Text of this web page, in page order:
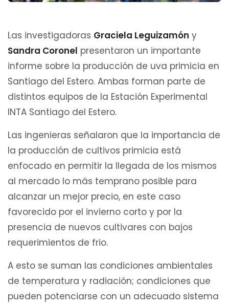
Las investigadoras Graciela Leguizamón y
Sandra Coronel presentaron un importante
informe sobre la producción de uva primicia en
Santiago del Estero. Ambas forman parte de
distintos equipos de la Estación Experimental
INTA Santiago del Estero.
Las ingenieras señalaron que la importancia de
la producción de cultivos primicia está
enfocado en permitir la llegada de los mismos
al mercado lo más temprano posible para
alcanzar un mejor precio, en este caso
favorecido por el invierno corto y por la
presencia de nuevos cultivares con bajos
requerimientos de frio.
A esto se suman las condiciones ambientales
de temperatura y radiación; condiciones que
pueden potenciarse con un adecuado sistema